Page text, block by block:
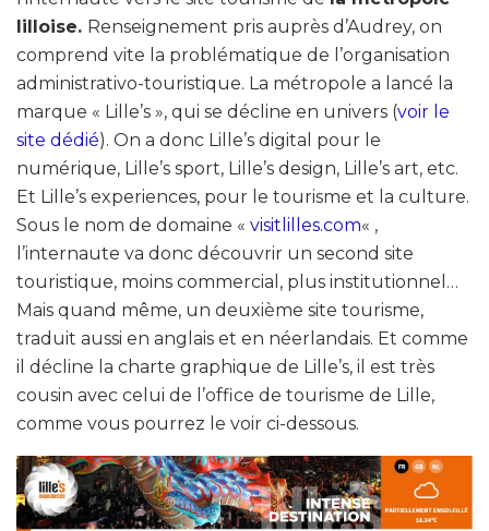
lilloise. Renseignement pris auprès d’Audrey, on
comprend vite la problématique de l’organisation
administrativo-touristique. La métropole a lancé la
marque « Lille’s », qui se décline en univers (voir le
site dédié). On a donc Lille’s digital pour le
numérique, Lille’s sport, Lille’s design, Lille’s art, etc.
Et Lille’s experiences, pour le tourisme et la culture.
Sous le nom de domaine « visitlilles.com« ,
l’internaute va donc découvrir un second site
touristique, moins commercial, plus institutionnel…
Mais quand même, un deuxième site tourisme,
traduit aussi en anglais et en néerlandais. Et comme
il décline la charte graphique de Lille’s, il est très
cousin avec celui de l’office de tourisme de Lille,
comme vous pourrez le voir ci-dessous.